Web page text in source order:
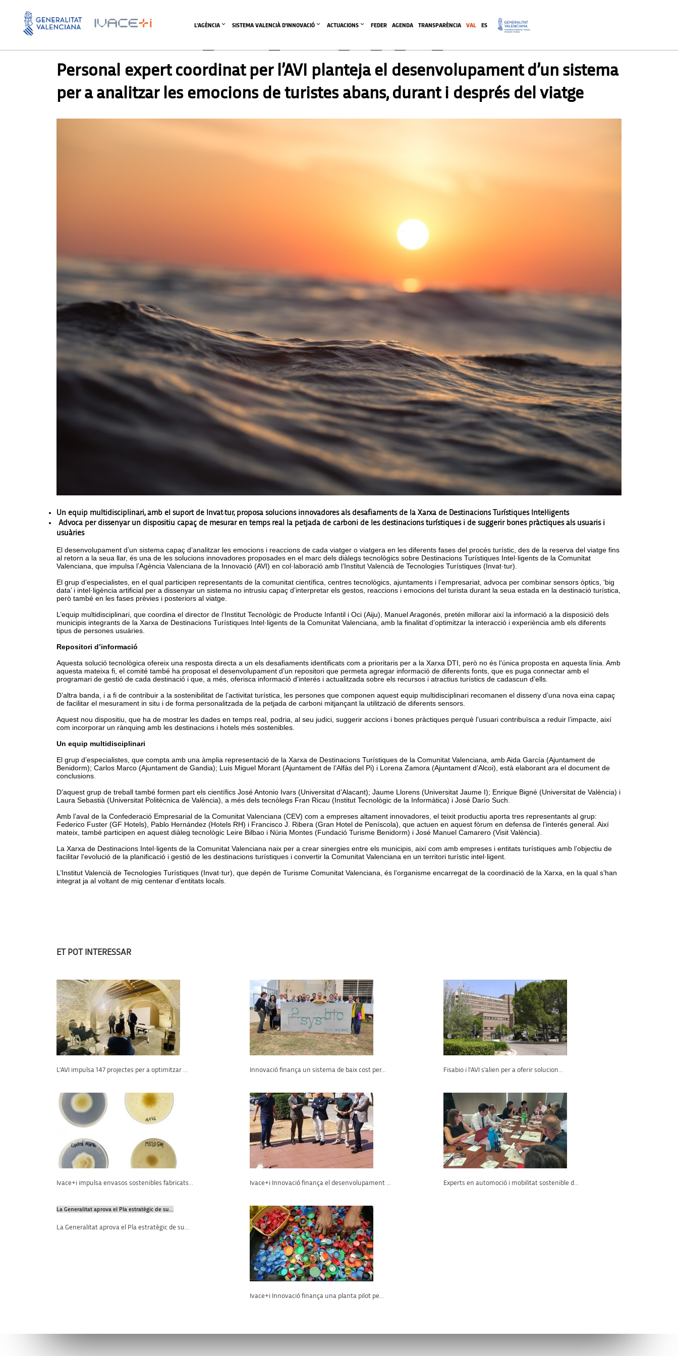
L'AGÈNCIA SISTEMA VALENCIÀ D'INNOVACIÓ ACTUACIONS FEDER AGENDA TRANSPARÈNCIA .
VAL ES
PREMSA
Personal expert coordinat per l’AVI planteja el desenvolupament d’un sistema
per a analitzar les emocions de turistes abans, durant i després del viatge
Un equip multidisciplinari, amb el suport de Invat·tur, proposa solucions innovadores als desafiaments de la Xarxa de Destinacions Turístiques Intel·ligents
Advoca per dissenyar un dispositiu capaç de mesurar en temps real la petjada de carboni de les destinacions turístiques i de suggerir bones pràctiques als usuaris i
usuàries
El desenvolupament d’un sistema capaç d’analitzar les emocions i reaccions de cada viatger o viatgera en les diferents fases del procés turístic, des de la reserva del viatge fins
al retorn a la seua llar, és una de les solucions innovadores proposades en el marc dels diàlegs tecnològics sobre Destinacions Turístiques Intel·ligents de la Comunitat
Valenciana, que impulsa l’Agència Valenciana de la Innovació (AVI) en col·laboració amb l’Institut Valencià de Tecnologies Turístiques (Invat·tur).
El grup d’especialistes, en el qual participen representants de la comunitat científica, centres tecnològics, ajuntaments i l’empresariat, advoca per combinar sensors òptics, ‘big
data’ i intel·ligència artificial per a dissenyar un sistema no intrusiu capaç d’interpretar els gestos, reaccions i emocions del turista durant la seua estada en la destinació turística,
però també en les fases prèvies i posteriors al viatge.
L’equip multidisciplinari, que coordina el director de l’Institut Tecnològic de Producte Infantil i Oci (Aiju), Manuel Aragonés, pretén millorar així la informació a la disposició dels
municipis integrants de la Xarxa de Destinacions Turístiques Intel·ligents de la Comunitat Valenciana, amb la finalitat d’optimitzar la interacció i experiència amb els diferents
tipus de persones usuàries.
Repositori d’informació
Aquesta solució tecnològica ofereix una resposta directa a un els desafiaments identificats com a prioritaris per a la Xarxa DTI, però no és l’única proposta en aquesta línia. Amb
aquesta mateixa fi, el comité també ha proposat el desenvolupament d’un repositori que permeta agregar informació de diferents fonts, que es puga connectar amb el
programari de gestió de cada destinació i que, a més, oferisca informació d’interés i actualitzada sobre els recursos i atractius turístics de cadascun d’ells.
D’altra banda, i a fi de contribuir a la sostenibilitat de l’activitat turística, les persones que componen aquest equip multidisciplinari recomanen el disseny d’una nova eina capaç
de facilitar el mesurament in situ i de forma personalitzada de la petjada de carboni mitjançant la utilització de diferents sensors.
Aquest nou dispositiu, que ha de mostrar les dades en temps real, podria, al seu judici, suggerir accions i bones pràctiques perquè l’usuari contribuïsca a reduir l’impacte, així
com incorporar un rànquing amb les destinacions i hotels més sostenibles.
Un equip multidisciplinari
El grup d’especialistes, que compta amb una àmplia representació de la Xarxa de Destinacions Turístiques de la Comunitat Valenciana, amb Aida García (Ajuntament de
Benidorm); Carlos Marco (Ajuntament de Gandia); Luis Miguel Morant (Ajuntament de l’Alfàs del Pi) i Lorena Zamora (Ajuntament d’Alcoi), està elaborant ara el document de
conclusions.
D’aquest grup de treball també formen part els científics José Antonio Ivars (Universitat d’Alacant); Jaume Llorens (Universitat Jaume I); Enrique Bigné (Universitat de València) i
Laura Sebastià (Universitat Politècnica de València), a més dels tecnòlegs Fran Ricau (Institut Tecnològic de la Informàtica) i José Darío Such.
Amb l’aval de la Confederació Empresarial de la Comunitat Valenciana (CEV) com a empreses altament innovadores, el teixit productiu aporta tres representants al grup:
Federico Fuster (GF Hotels), Pablo Hernández (Hotels RH) i Francisco J. Ribera (Gran Hotel de Peníscola), que actuen en aquest fòrum en defensa de l’interés general. Així
mateix, també participen en aquest diàleg tecnològic Leire Bilbao i Núria Montes (Fundació Turisme Benidorm) i José Manuel Camarero (Visit València).
La Xarxa de Destinacions Intel·ligents de la Comunitat Valenciana naix per a crear sinergies entre els municipis, així com amb empreses i entitats turístiques amb l’objectiu de
facilitar l’evolució de la planificació i gestió de les destinacions turístiques i convertir la Comunitat Valenciana en un territori turístic intel·ligent.
L’Institut Valencià de Tecnologies Turístiques (Invat·tur), que depén de Turisme Comunitat Valenciana, és l’organisme encarregat de la coordinació de la Xarxa, en la qual s’han
integrat ja al voltant de mig centenar d’entitats locals.
ET POT INTERESSAR
L'AVI impulsa 147 projectes per a optimitzar ... Innovació finança un sistema de baix cost per... Fisabio i l'AVI s'alien per a oferir solucion...
Ivace+i impulsa envasos sostenibles fabricats... Ivace+i Innovació finança el desenvolupament ... Experts en automoció i mobilitat sostenible d...
La Generalitat aprova el Pla estratègic de su...
La Generalitat aprova el Pla estratègic de su...
Ivace+i Innovació finança una planta pilot pe...